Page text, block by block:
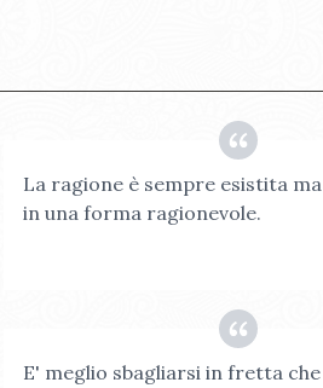
La ragione è sempre esistita
in una forma ragionevole.
E' meglio sbagliarsi in fretta